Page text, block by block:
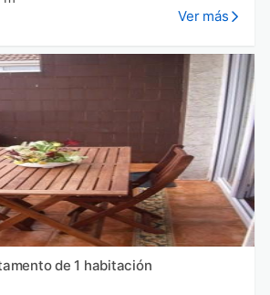
Ver más
de 1 habitación